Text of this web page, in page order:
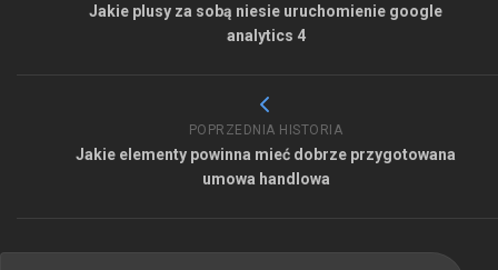
Jakie plusy za sobą niesie uruchomienie google
analytics 4
POPRZEDNIA HISTORIA
Jakie elementy powinna mieć dobrze przygotowana
umowa handlowa